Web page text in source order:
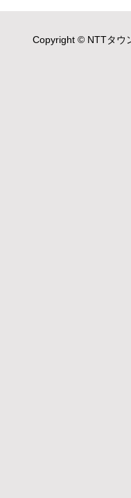
Copyright © NTTタウ